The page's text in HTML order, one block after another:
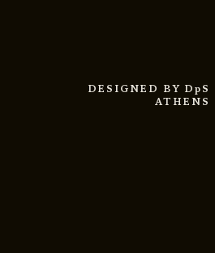
DESIGNED BY DpS
ATHENS